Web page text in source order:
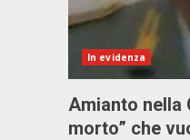
In evidenza
Amianto nella
morto” che